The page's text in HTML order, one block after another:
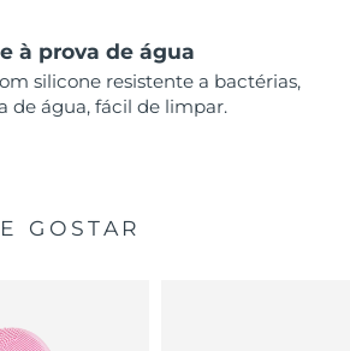
à prova de água
silicone resistente a bactérias,
de água, fácil de limpar.
GOSTAR